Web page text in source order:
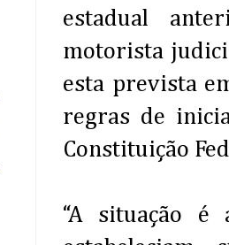
estadual
motorista
esta prevista
regras de
Constituição
“A situação é